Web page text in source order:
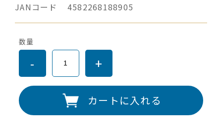
JANコード 4582268188905
数量
- +
カートに入れる